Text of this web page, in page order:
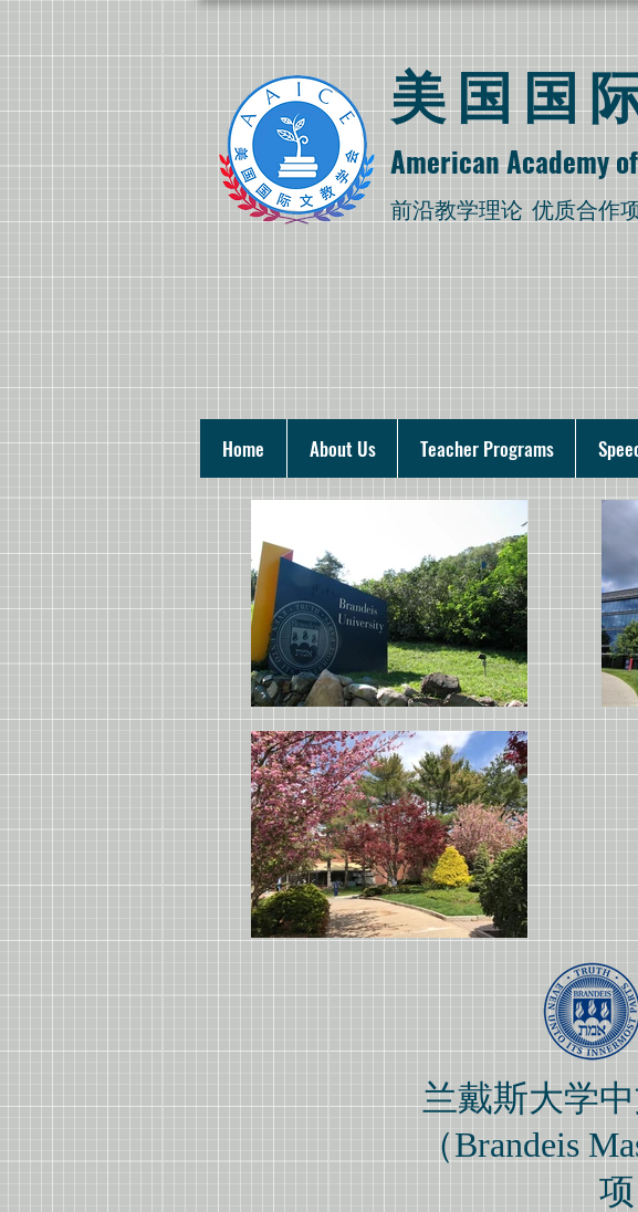
美国国
American Academy
​前沿教学理论 优质合作
Home About Us Teacher Programs
兰戴斯大学
（Brandeis